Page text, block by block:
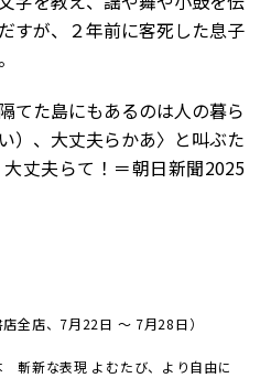
すが、２年前に客死した息子
てた島にもあるのは人の暮ら
）、大丈夫らかあ〉と叫ぶた
丈夫らて！＝朝日新聞2025
全店、7月22日 ～ 7月28日）
斬新な表現 よむたび、より自由に